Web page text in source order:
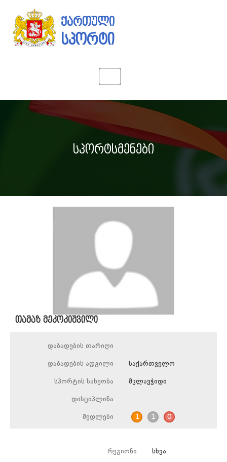
ქართული
სპორტი
navigation
სპორტსმენები
თამაზ მეკოკიშვილი
დაბადების თარიღი
დაბადების ადგილი საქართველო
სპორტის სახეობა მკლავჭიდი
დისციპლინა
მედლები 1 1 0
რეგიონი სხვა